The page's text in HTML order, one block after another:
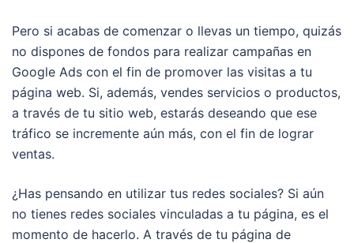
Pero si acabas de comenzar o llevas un tiempo, quizás
no dispones de fondos para realizar campañas en
Google Ads con el fin de promover las visitas a tu
página web. Si, además, vendes servicios o productos,
a través de tu sitio web, estarás deseando que ese
tráfico se incremente aún más, con el fin de lograr
ventas.
¿Has pensando en utilizar tus redes sociales? Si aún
no tienes redes sociales vinculadas a tu página, es el
momento de hacerlo. A través de tu página de